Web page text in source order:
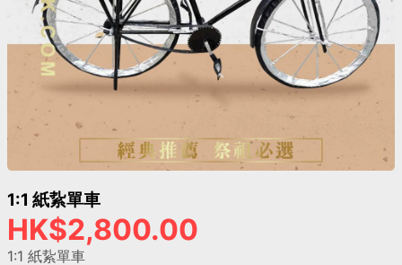
1:1 紙紥單車
HK$2,800.00
1:1 紙紥單車